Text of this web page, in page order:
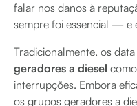
falar nos danos à
sempre foi essencial — e
Tradicionalmente, os
geradores a diesel
interrupções. Embora
os grupos geradores a